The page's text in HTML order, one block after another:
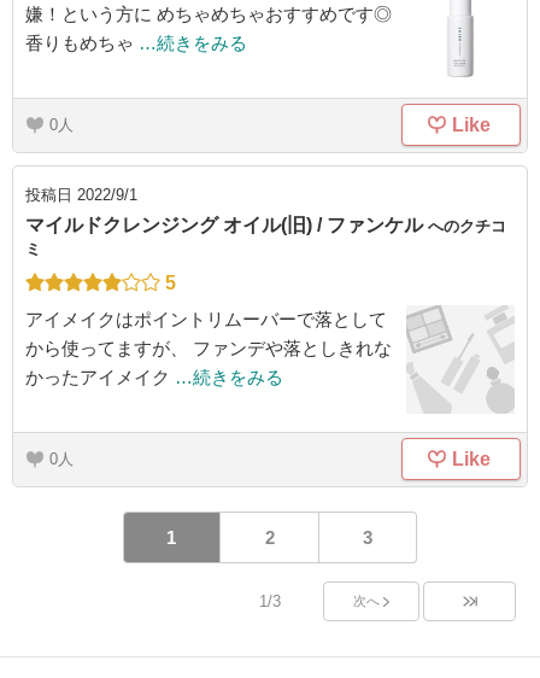
嫌！という方に めちゃめちゃおすすめです◎
香りもめちゃ …続きをみる
0 Like
投稿日 2022/9/1
マイルドクレンジング オイル(旧) / ファンケル へのクチコ
ミ
5
アイメイクはポイントリムーバーで落として
から使ってますが、 ファンデや落としきれな
かったアイメイク …続きをみる
0 Like
1 2 3
1/3 次へ